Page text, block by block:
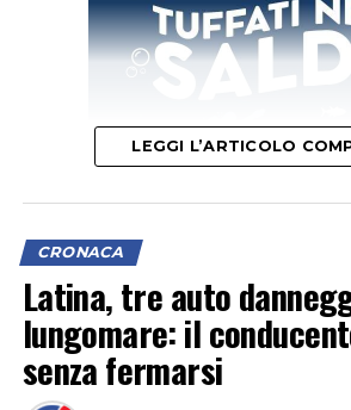
LEGGI L’ARTICOLO
CRONACA
Latina, tre auto
lungomare: il
senza fermarsi